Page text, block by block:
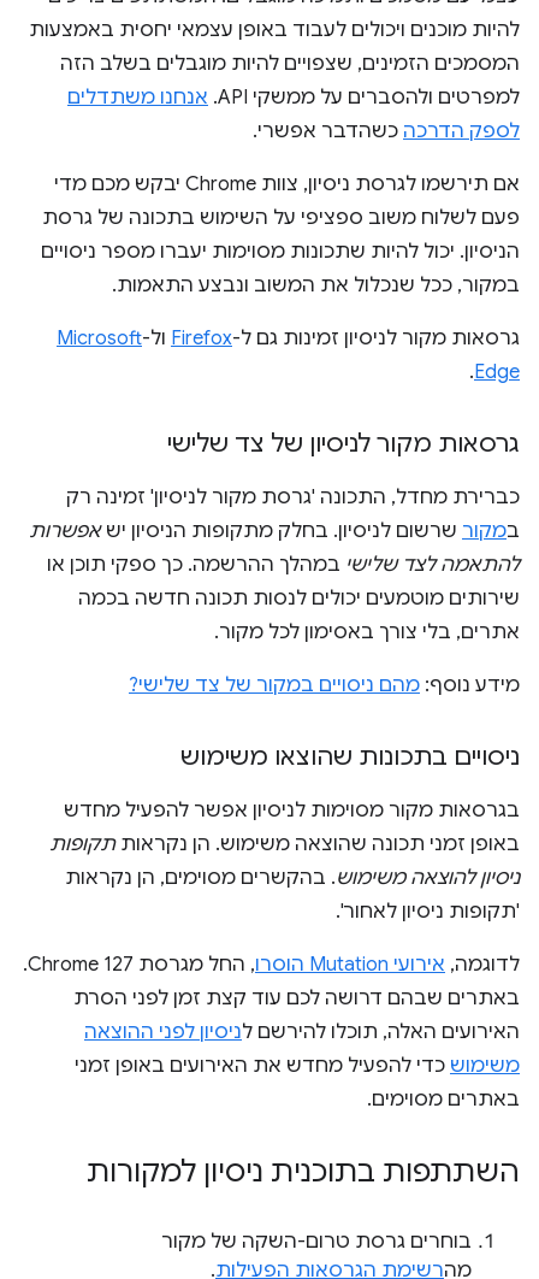
להיות מוכנים ויכולים לעבוד באופן עצמאי יחסית באמצעות
המסמכים הזמינים, שצפויים להיות מוגבלים בשלב הזה
למפרטים ולהסברים על ממשקי API.
אנחנו משתדלים
לספק הדרכה כשהדבר אפשרי.
אם תירשמו לגרסת ניסיון, צוות Chrome יבקש מכם מדי
פעם לשלוח משוב ספציפי על השימוש בתכונה של גרסת
הניסיון. יכול להיות שתכונות מסוימות יעברו מספר ניסויים
במקור, ככל שנכלול את המשוב ונבצע התאמות.
גרסאות מקור לניסיון זמינות גם ל-Firefox ול-Microsoft
Edge
.
גרסאות מקור לניסיון של צד שלישי
כברירת מחדל, התכונה 'גרסת מקור לניסיון' זמינה רק
במקור שרשום לניסיון. בחלק מתקופות הניסיון ישאפשרות
להתאמה לצד שלישי במהלך ההרשמה. כך ספקי תוכן או
שירותים מוטמעים יכולים לנסות תכונה חדשה בכמה
אתרים, בלי צורך באסימון לכל מקור.
מידע נוסף: מהם ניסויים במקור של צד שלישי?
ניסויים בתכונות שהוצאו משימוש
בגרסאות מקור מסוימות לניסיון אפשר להפעיל מחדש
באופן זמני תכונה שהוצאה משימוש. הן נקראותתקופות
ניסיון להוצאה משימוש. בהקשרים מסוימים, הן נקראות
'תקופות ניסיון לאחור'.
לדוגמה, אירועי Mutation הוסרו
, החל מגרסת Chrome 127.
באתרים שבהם דרושה לכם עוד קצת זמן לפני הסרת
האירועים האלה, תוכלו להירשם לניסיון לפני ההוצאה
משימוש כדי להפעיל מחדש את האירועים באופן זמני
באתרים מסוימים.
השתתפות בתוכנית ניסיון למקורות
בוחרים גרסת טרום-השקה של מקור
מהרשימת הגרסאות הפעילות.